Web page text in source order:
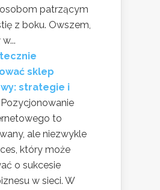
patrzącym
z boku. Owszem,
sklep
strategie i
Pozycjonowanie
to
ale niezwykle
który może
o sukcesie
w sieci. W